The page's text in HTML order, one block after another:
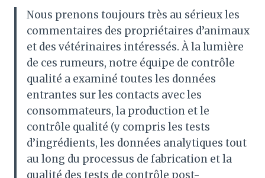
Nous prenons toujours très au sérieux les
commentaires des propriétaires d’animaux
et des vétérinaires intéressés. À la lumière
de ces rumeurs, notre équipe de contrôle
qualité a examiné toutes les données
entrantes sur les contacts avec les
consommateurs, la production et le
contrôle qualité (y compris les tests
d’ingrédients, les données analytiques tout
au long du processus de fabrication et la
qualité des tests de contrôle post-